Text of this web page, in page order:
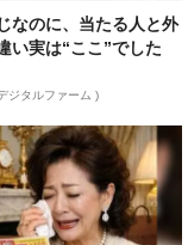
なのに、当たる人と外
い実は“ここ”でした
ジタルファーム )